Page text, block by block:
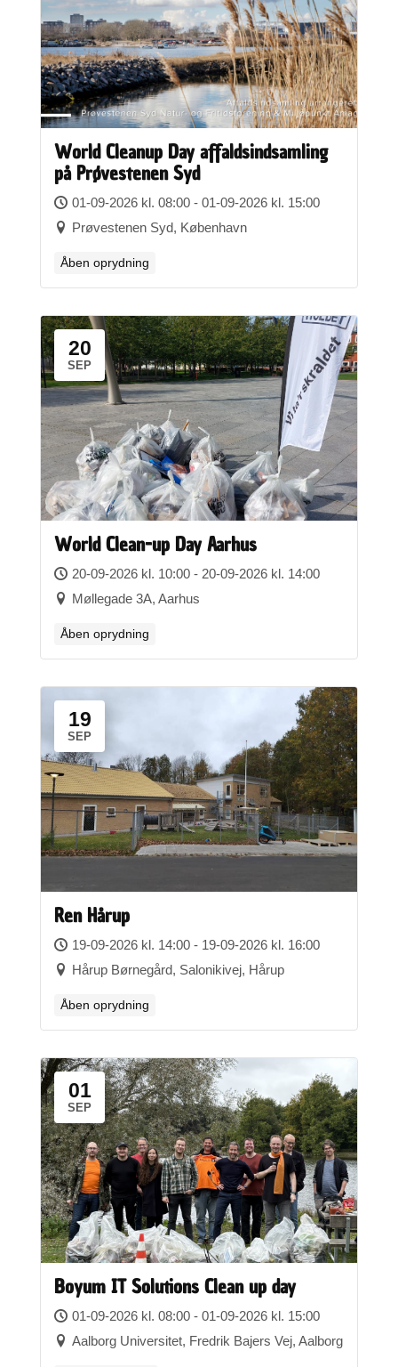
World Cleanup Day affaldsindsamling
på Prøvestenen Syd
01-09-2026 kl. 08:00 - 01-09-2026 kl. 15:00
Prøvestenen Syd, København
Åben oprydning
20
SEP
World Clean-up Day Aarhus
20-09-2026 kl. 10:00 - 20-09-2026 kl. 14:00
Møllegade 3A, Aarhus
Åben oprydning
19
SEP
Ren Hårup
19-09-2026 kl. 14:00 - 19-09-2026 kl. 16:00
Hårup Børnegård, Salonikivej, Hårup
Åben oprydning
01
SEP
Boyum IT Solutions Clean up day
01-09-2026 kl. 08:00 - 01-09-2026 kl. 15:00
Aalborg Universitet, Fredrik Bajers Vej, Aalborg